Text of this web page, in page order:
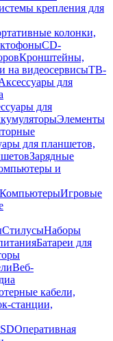
крепления для
колонки,
CD-
Кронштейны,
на видеосервисыТВ-
для
для
Элементы
для планшетов,
Зарядные
и
КомпьютерыИгровые
СтилусыНаборы
Батареи для
Веб-
кабели,
станции,
Оперативная